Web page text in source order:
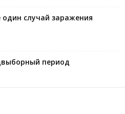
случай заражения
период